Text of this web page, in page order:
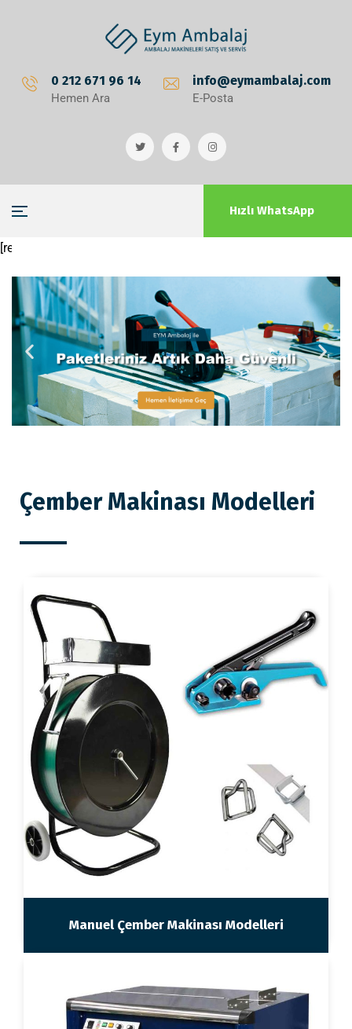
0 212 671 96 14
Hemen Ara
info@eymambalaj.com
E-Posta
Hızlı WhatsApp
[rev_slider alias="norevslider"]
Çember Makinası Modelleri
Manuel Çember Makinası Modelleri